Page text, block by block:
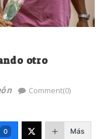
otro
Comment(0)
0 Más